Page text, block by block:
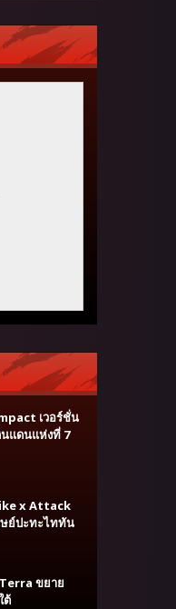
เวอร์ชั่น
แดนแห่งที่ 7
x Attack
ย์ปะทะไททัน
ขยาย
ต้